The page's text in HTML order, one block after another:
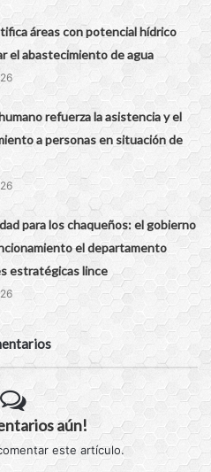
áreas con potencial hídrico
el abastecimiento de agua
refuerza la asistencia y el
a personas en situación de
para los chaqueños: el gobierno
el departamento
estratégicas lince
aún!
este artículo.